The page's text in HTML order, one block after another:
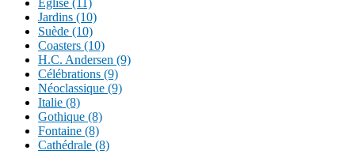
Eglise (11)
Jardins (10)
Suède (10)
Coasters (10)
H.C. Andersen (9)
Célébrations (9)
Néoclassique (9)
Italie (8)
Gothique (8)
Fontaine (8)
Cathédrale (8)